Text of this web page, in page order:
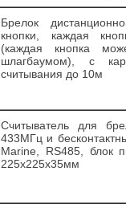
Брелок
кнопки, каждая
(каждая кнопка
шлагбаумом), с
считывания до 10м
Считыватель для
433МГц и
Marine, RS485, блок
225х225х35мм